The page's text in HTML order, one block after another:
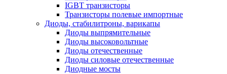
IGBT транзисторы
Транзисторы полевые импортные
Диоды, стабилитроны, варикапы
Диоды выпрямительные
Диоды высоковольтные
Диоды отечественные
Диоды силовые отечественные
Диодные мосты